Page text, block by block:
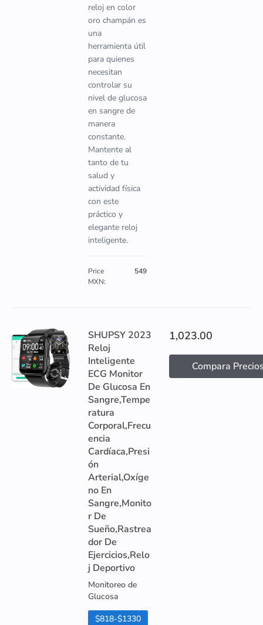
reloj en color
oro champán es
una
herramienta útil
para quienes
necesitan
controlar su
nivel de glucosa
en sangre de
manera
constante.
Mantente al
tanto de tu
salud y
actividad física
con este
práctico y
elegante reloj
inteligente.
Price
MXN:
549
SHUPSY 2023
Reloj
Inteligente
ECG Monitor
De Glucosa En
Sangre,Tempe
ratura
Corporal,Frecu
encia
Cardíaca,Presi
ón
Arterial,Oxíge
no En
Sangre,Monito
r De
Sueño,Rastrea
dor De
Ejercicios,Relo
j Deportivo
Monitoreo de
Glucosa
$818-$1330
1,023.00
Compara